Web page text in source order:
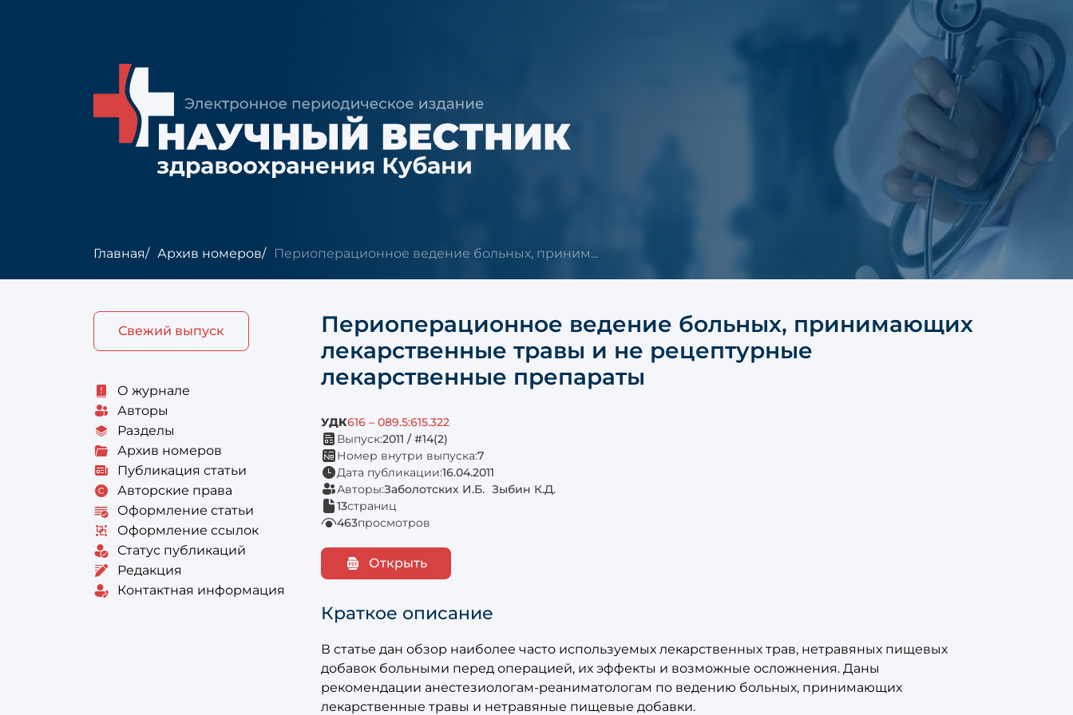
Главная Архив номеров Периоперационное ведение больных, приним...
Свежий выпуск
О журнале
Авторы
Разделы
Архив номеров
Публикация статьи
Авторские права
Оформление статьи
Оформление ссылок
Статус публикаций
Редакция
Контактная информация
Периоперационное ведение больных, принимающих
лекарственные травы и не рецептурные
лекарственные препараты
УДК616 – 089.5:615.322
Выпуск:2011 / #14(2)
Номер внутри выпуска:7
Дата публикации:16.04.2011
Авторы:Заболотских И.Б. Зыбин К.Д.
13страниц
463просмотров
Открыть
Краткое описание
В статье дан обзор наиболее часто используемых лекарственных трав, нетравяных пищевых
добавок больными перед операцией, их эффекты и возможные осложнения. Даны
рекомендации анестезиологам-реаниматологам по ведению больных, принимающих
лекарственные травы и нетравяные пищевые добавки.